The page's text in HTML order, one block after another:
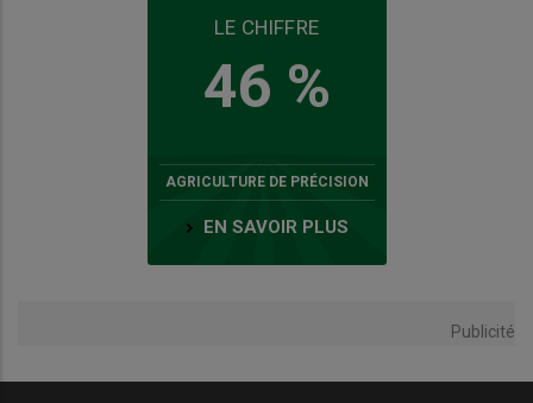
LE CHIFFRE
46 %
AGRICULTURE DE PRÉCISION
EN SAVOIR PLUS
Publicité